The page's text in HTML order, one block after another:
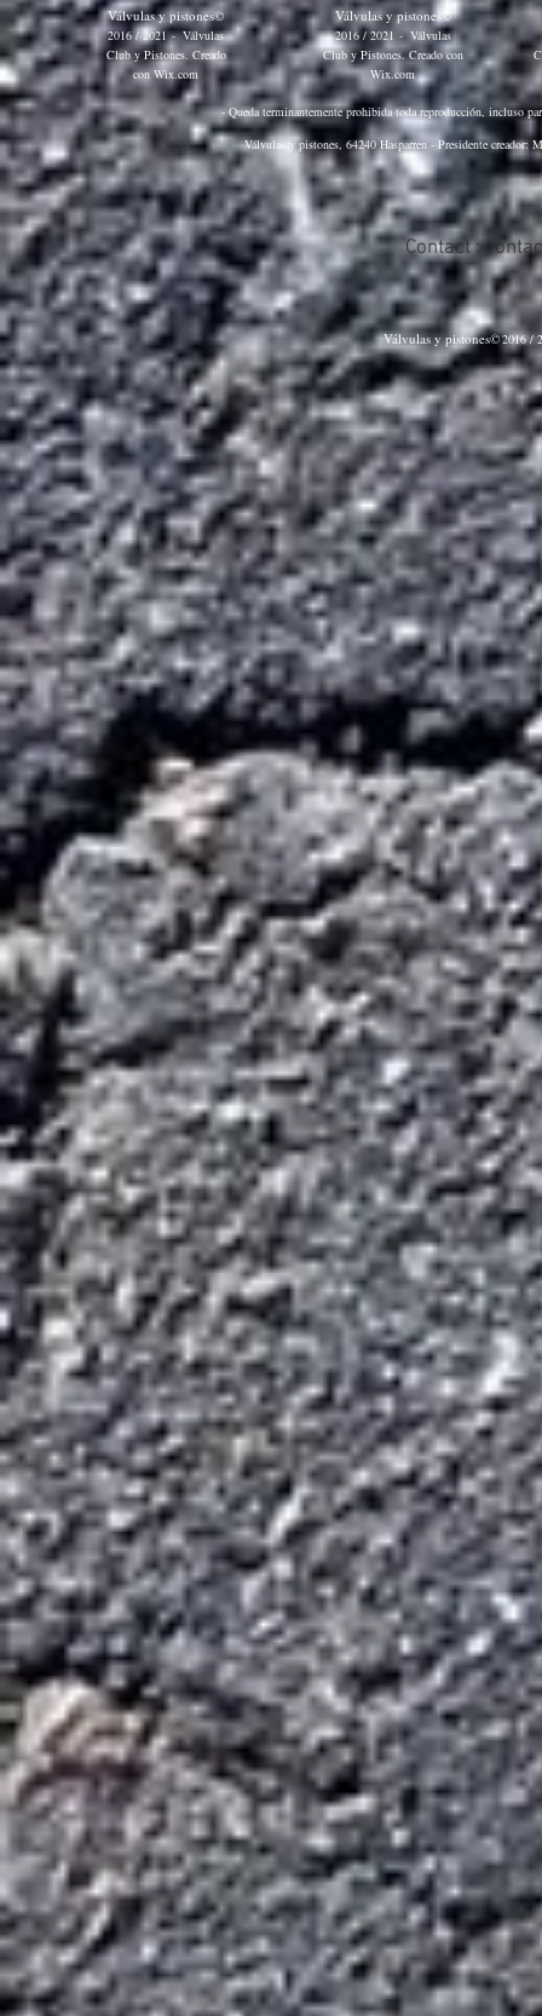
Válvulas y pistones©
2016 / 2021 - Válvulas
Club y Pistones. Creado
con Wix.com
Válvulas y pistones©
2016 / 2021 - Válvulas
Club y Pistones. Creado con
Wix.com
- Queda terminantemente prohibida toda reproducción, incluso
Válvulas y pistones, 64240 Hasparren - Presidente creador:
Contact :
Válvulas y pistones©2016 /